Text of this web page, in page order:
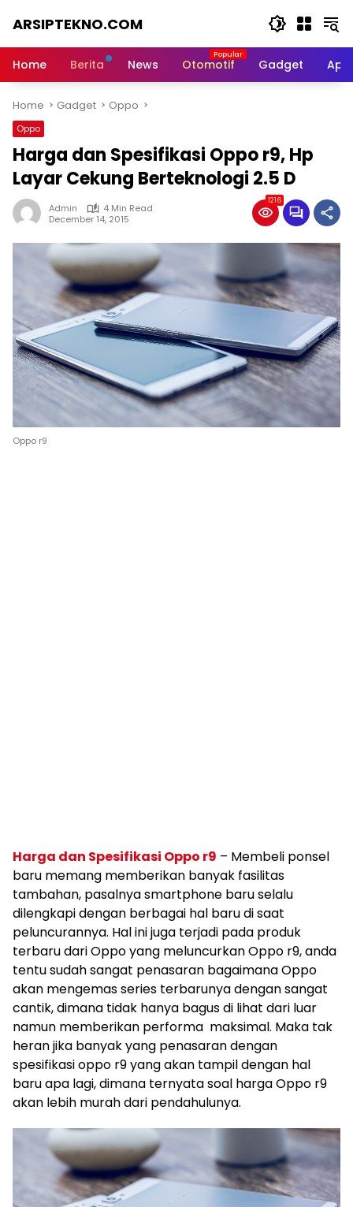
ARSIPTEKNO.COM
Informasi
Home Berita News Otomotif Gadget
Home Gadget Oppo
Oppo
Harga dan Spesifikasi Oppo r9, Hp
Layar Cekung Berteknologi 2.5 D
Admin
4 Min Read
December 14, 2015
1216
Oppo r9
Harga dan Spesifikasi Oppo r9 – Membeli ponsel
baru memang memberikan banyak fasilitas
tambahan, pasalnya smartphone baru selalu
dilengkapi dengan berbagai hal baru di saat
peluncurannya. Hal ini juga terjadi pada produk
terbaru dari Oppo yang meluncurkan Oppo r9, anda
tentu sudah sangat penasaran bagaimana Oppo
akan mengemas series terbarunya dengan sangat
cantik, dimana tidak hanya bagus di lihat dari luar
namun memberikan performa maksimal. Maka tak
heran jika banyak yang penasaran dengan
spesifikasi oppo r9 yang akan tampil dengan hal
baru apa lagi, dimana ternyata soal harga Oppo r9
akan lebih murah dari pendahulunya.